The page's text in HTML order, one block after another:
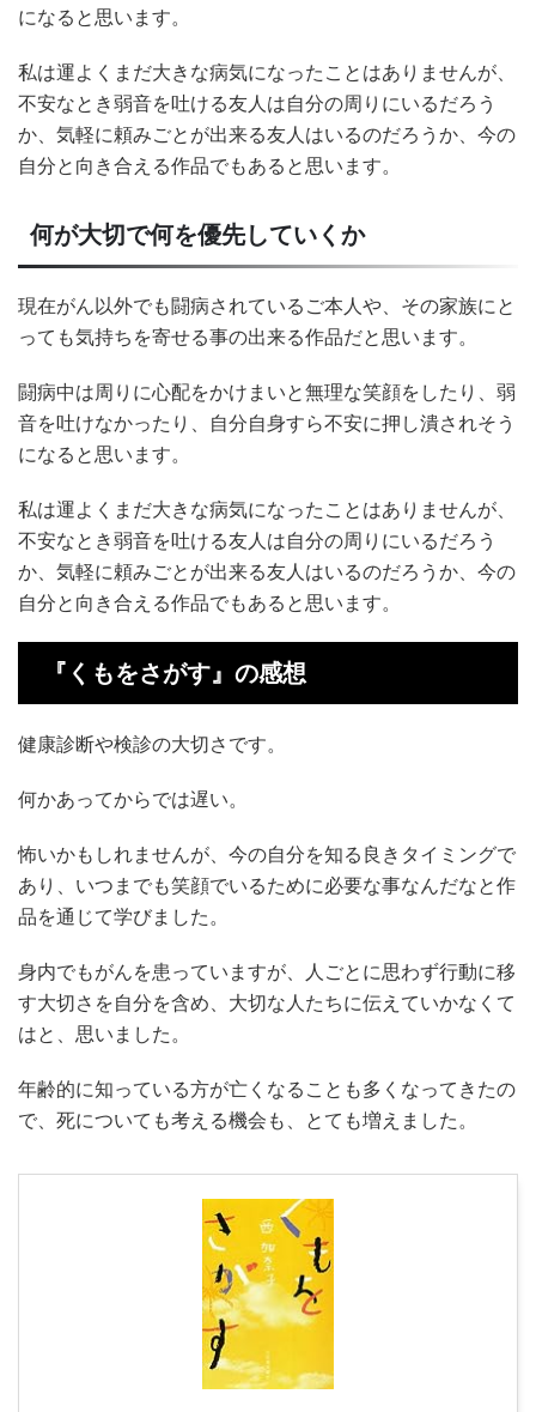
になると思います。
私は運よくまだ大きな病気になったことはありませんが、
不安なとき弱音を吐ける友人は自分の周りにいるだろう
か、気軽に頼みごとが出来る友人はいるのだろうか、今の
自分と向き合える作品でもあると思います。
何が大切で何を優先していくか
現在がん以外でも闘病されているご本人や、その家族にと
っても気持ちを寄せる事の出来る作品だと思います。
闘病中は周りに心配をかけまいと無理な笑顔をしたり、弱
音を吐けなかったり、自分自身すら不安に押し潰されそう
になると思います。
私は運よくまだ大きな病気になったことはありませんが、
不安なとき弱音を吐ける友人は自分の周りにいるだろう
か、気軽に頼みごとが出来る友人はいるのだろうか、今の
自分と向き合える作品でもあると思います。
『くもをさがす』の感想
健康診断や検診の大切さです。
何かあってからでは遅い。
怖いかもしれませんが、今の自分を知る良きタイミングで
あり、いつまでも笑顔でいるために必要な事なんだなと作
品を通じて学びました。
身内でもがんを患っていますが、人ごとに思わず行動に移
す大切さを自分を含め、大切な人たちに伝えていかなくて
はと、思いました。
年齢的に知っている方が亡くなることも多くなってきたの
で、死についても考える機会も、とても増えました。